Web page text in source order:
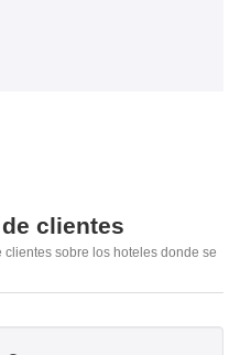
clientes
sobre los hoteles donde se